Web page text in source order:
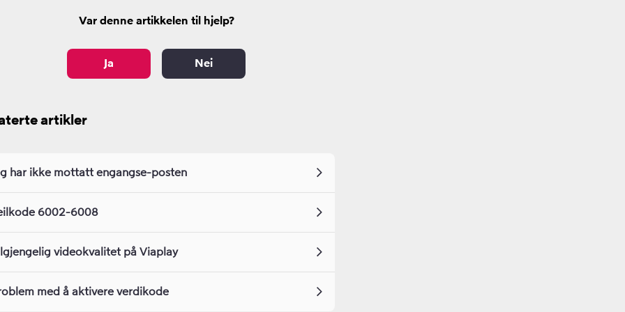
Var denne artikkelen til hjelp?
Ja Nei
artikler
har ikke mottatt engangse-posten
6002-6008
videokvalitet på Viaplay
med å aktivere verdikode